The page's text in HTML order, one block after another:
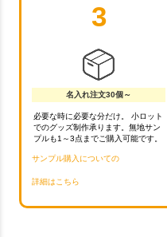
3
名入れ注文30個～
必要な時に必要な分だけ。 小ロット
でのグッズ制作承ります。無地サン
プルも1～3点までご購入可能です。
サンプル購入についての
詳細はこちら